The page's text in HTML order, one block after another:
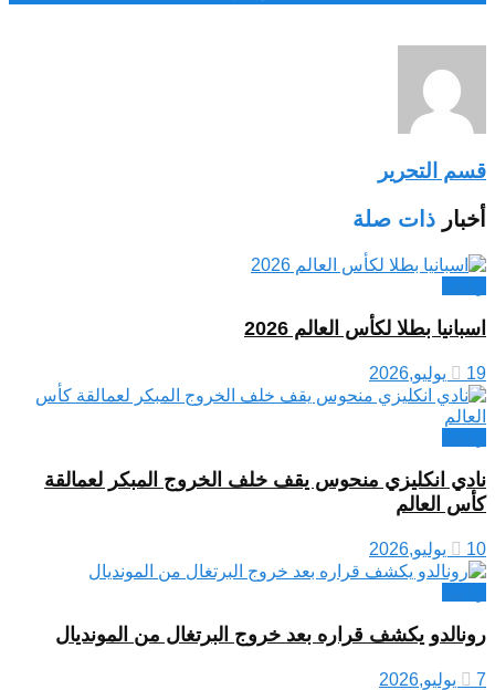
قسم التحرير
أخبار ذات صلة
اسبانيا بطلا لكأس العالم 2026
19 يوليو,2026
نادي انكليزي منحوس يقف خلف الخروج المبكر لعمالقة
كأس العالم
10 يوليو,2026
رونالدو يكشف قراره بعد خروج البرتغال من المونديال
7 يوليو,2026